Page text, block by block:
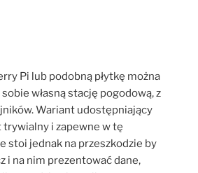
Pi lub podobną płytkę można
własną stację pogodową, z
Wariant udostępniający
i zapewne w tę
stoi jednak na przeszkodzie by
i na nim prezentować dane,